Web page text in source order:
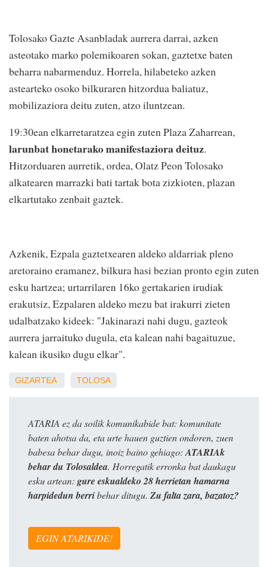
Tolosako Gazte Asanbladak aurrera darrai, azken
asteotako marko polemikoaren sokan, gaztetxe baten
beharra nabarmenduz. Horrela, hilabeteko azken
astearteko osoko bilkuraren hitzordua baliatuz,
mobilizaziora deitu zuten, atzo iluntzean.
19:30ean elkarretaratzea egin zuten Plaza Zaharrean,
larunbat honetarako manifestaziora deituz.
Hitzorduaren aurretik, ordea, Olatz Peon Tolosako
alkatearen marrazki bati tartak bota zizkioten, plazan
elkartutako zenbait gaztek.
Azkenik, Ezpala gaztetxearen aldeko aldarriak pleno
aretoraino eramanez, bilkura hasi bezian pronto egin zuten
esku hartzea; urtarrilaren 16ko gertakarien irudiak
erakutsiz, Ezpalaren aldeko mezu bat irakurri zieten
udalbatzako kideek: "Jakinarazi nahi dugu, gazteok
aurrera jarraituko dugula, eta kalean nahi bagaituzue,
kalean ikusiko dugu elkar".
GIZARTEA TOLOSA
ATARIA ez da soilik komunikabide bat: komunitate
baten ahotsa da, eta urte hauen guztien ondoren, zuen
babesa behar dugu, inoiz baino gehiago: ATARIAk
behar du Tolosaldea. Horregatik erronka bat daukagu
esku artean: gure eskualdeko 28 herrietan hamarna
harpidedun berribehar ditugu. Zu falta zara, bazatoz?
EGIN ATARIKIDE!